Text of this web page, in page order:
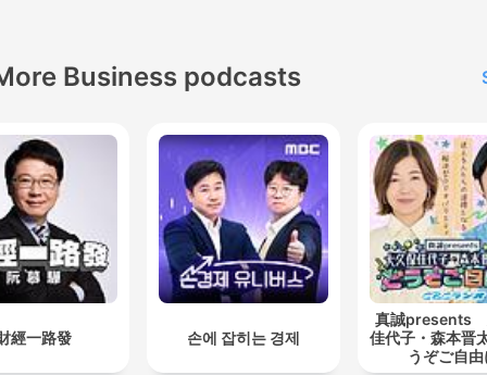
emocional del día.
no te arrulla: te transforma.
Te lleva al centro de ti,
las capas de ansiedad se
evaporan como niebla
Y mientras el mundo
gira con vértigo, tú flotas
dentro de la calma.
Esa calma tiene nombre:
Business podcasts
經一路發 손에 잡히는 경제
真誠presents
佳代子・森本晋
うぞご自由